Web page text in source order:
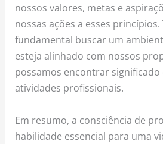
nossos valores, metas e
nossas ações a esses
fundamental buscar um
esteja alinhado com nossos
possamos encontrar significado
atividades profissionais.
Em resumo, a consciência de
habilidade essencial para uma